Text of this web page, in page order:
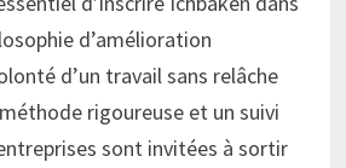
d’amélioration
d’un travail sans relâche
rigoureuse et un suivi
sont invitées à sortir